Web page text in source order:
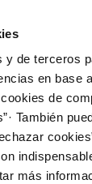
y de terceros
en base
de
También
más
de titular
de suministro
Tu Servicio
AL CLIENTE
de contacto
calidad del agua
ambiente